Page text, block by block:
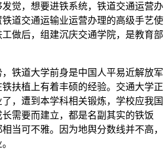
，想要进铁系统，铁道交通运营办
道交通运输业运营办理的高级手艺使
做后，组建沉庆交通学院，是教育部
道大学前身是中国人平易近解放军
扶植上有着丰硕的经验。交通大学正
，遭到本学科相关锻炼，学校应我国
需要而建立，都是名副其实的铁饭
当可不雅。因为地舆分数线并不高，